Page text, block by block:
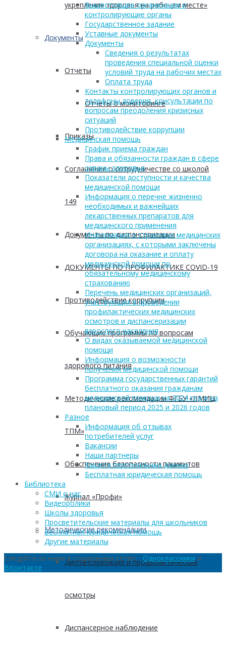
укрепления здоровья на рабочем месте»
Документы
Отчеты
Отчеты о мониторинге
Приказы
Соглашение о сотрудничестве со школой
149
Документы по диспансеризации
ДОКУМЕНТЫ ПО ПРОФИЛАКТИКЕ COVID-19
Противодействие коррупции
Обучающие программы по вопросам
здорового питания
Методические рекомендации ФГБУ «НМИЦ
ТПМ»
Обеспечение безопасности пациентов
Журнал «Профи»
Методические рекомендации
Диспансеризация и профилактические
осмотры
Диспансерное наблюдение
Вышестоящие организации и
контролирующие органы
Государственное задание
Уставные документы
Документы
Сведения о результатах
проведения специальной оценки
условий труда на рабочих местах
Оплата труда
Контакты контролирующих органов и
телефоны доверия, консультации по
вопросам преодоления кризисных
ситуаций
Противодействие коррупции
Медицинская помощь
График приема граждан
Права и обязанности граждан в сфере
охраны здоровья
Показатели доступности и качества
медицинской помощи
Информация о перечне жизненно
необходимых и важнейших
лекарственных препаратов для
медицинского применения
Информация о страховых медицинских
организациях, с которыми заключены
договора на оказание и оплату
медицинской помощи по
обязательному медицинскому
страхованию
Перечень медицинских организаций,
участвующих в проведении
профилактических медицинских
осмотров и диспансеризации
взрослого населения
О видах оказываемой медицинской
помощи
Информация о возможности
получения медицинской помощи
Программа государственных гарантий
бесплатного оказания гражданам
медицинской помощи на 2024 год и на
плановый период 2025 и 2026 годов
Разное
Информация об отзывах
потребителей услуг
Вакансии
Наши партнеры
Защита персональных данных
Бесплатная юридическая помощь
Библиотека
СМИ о нас
Видеоролики
Школы здоровья
Просветительские материалы для школьников
Бесплатная юридическая помощь
Другие материалы
Следуйте за нами в социальных сетях: Одноклассники и
ВКонтакте